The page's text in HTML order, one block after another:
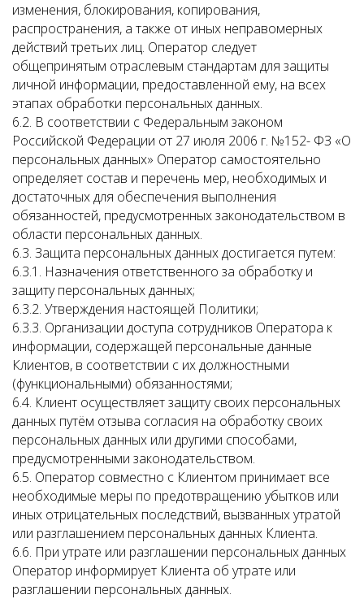
изменения, блокирования, копирования,
распространения, а также от иных неправомерных
действий третьих лиц. Оператор следует
общепринятым отраслевым стандартам для защиты
личной информации, предоставленной ему, на всех
этапах обработки персональных данных.
6.2. В соответствии с Федеральным законом
Российской Федерации от 27 июля 2006 г. №152- ФЗ «О
персональных данных» Оператор самостоятельно
определяет состав и перечень мер, необходимых и
достаточных для обеспечения выполнения
обязанностей, предусмотренных законодательством в
области персональных данных.
6.3. Защита персональных данных достигается путем:
6.3.1. Назначения ответственного за обработку и
защиту персональных данных;
6.3.2. Утверждения настоящей Политики;
6.3.3. Организации доступа сотрудников Оператора к
информации, содержащей персональные данные
Клиентов, в соответствии с их должностными
(функциональными) обязанностями;
6.4. Клиент осуществляет защиту своих персональных
данных путём отзыва согласия на обработку своих
персональных данных или другими способами,
предусмотренными законодательством.
6.5. Оператор совместно с Клиентом принимает все
необходимые меры по предотвращению убытков или
иных отрицательных последствий, вызванных утратой
или разглашением персональных данных Клиента.
6.6. При утрате или разглашении персональных данных
Оператор информирует Клиента об утрате или
разглашении персональных данных.